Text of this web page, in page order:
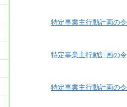
特定事業主行動計画の
特定事業主行動計画の
特定事業主行動計画の